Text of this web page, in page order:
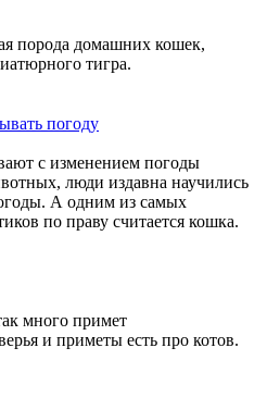
порода домашних кошек,
тигра.
с изменением погоды
люди издавна научились
А одним из самых
по праву считается кошка.
много примет
и приметы есть про котов.